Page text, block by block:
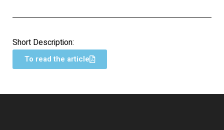
Short Description:
To read the article